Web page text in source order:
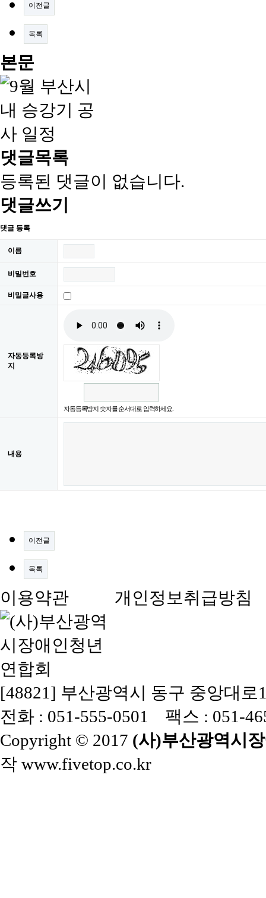
이전글
목록
본문
댓글목록
등록된 댓글이 없습니다.
댓글쓰기
댓글 등록
이름
비밀번호
비밀글사용
자동등록방
지
자동등록방지 숫자를 순서대로 입력하세요.
내용
이전글
목록
이용약관 개인정보취급방침
[48821] 부산광역시 동구 중앙대
전화 : 051-555-0501 팩스 : 051-
Copyright © 2017 (사)부산광역시
작 www.fivetop.co.kr